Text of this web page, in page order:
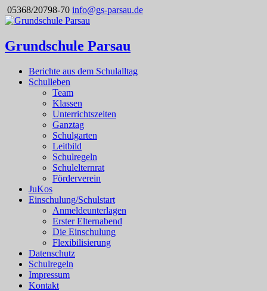
05368/20798-70 info@gs-parsau.de
Grundschule Parsau
Berichte aus dem Schulalltag
Schulleben
Team
Klassen
Unterrichtszeiten
Ganztag
Schulgarten
Leitbild
Schulregeln
Schulelternrat
Förderverein
JuKos
Einschulung/Schulstart
Anmeldeunterlagen
Erster Elternabend
Die Einschulung
Flexibilisierung
Datenschutz
Schulregeln
Impressum
Kontakt